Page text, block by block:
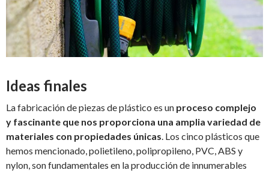
Ideas finales
La fabricación de piezas de plástico es un proceso complejo
y fascinante que nos proporciona una amplia variedad de
materiales con propiedades únicas. Los cinco plásticos que
hemos mencionado, polietileno, polipropileno, PVC, ABS y
nylon, son fundamentales en la producción de innumerables